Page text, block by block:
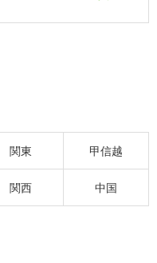
関東 甲信越
関西 中国